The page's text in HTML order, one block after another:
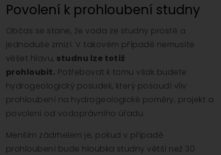
Povolení k prohloubení studny
Občas se stane, že voda ze studny prostě a
jednoduše zmizí. V takovém případě nemusíte
věšet hlavu, studnu lze totiž
prohloubit. Potřebovat k tomu však budete
hydrogeologický posudek, který posoudí vliv
prohloubení na hydrogeologické poměry, projekt a
povolení od vodoprávního úřadu.
Menším zádrhelem je, pokud v případě
prohloubení bude hloubka studny větší než 30